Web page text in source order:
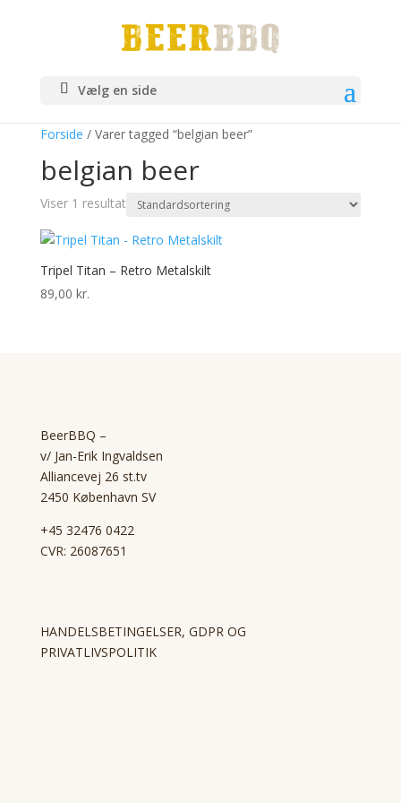
Vælg en side
Forside / Varer tagged “belgian beer”
belgian beer
Viser 1 resultat
Tripel Titan – Retro Metalskilt
89,00 kr.
BeerBBQ –
v/ Jan-Erik Ingvaldsen
Alliancevej 26 st.tv
2450 København SV
+45 32476 0422
CVR: 26087651
HANDELSBETINGELSER, GDPR OG
PRIVATLIVSPOLITIK